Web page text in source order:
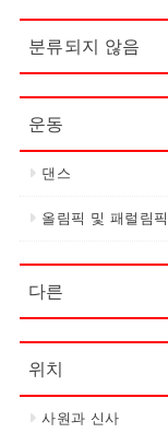
분류되지 않음
운동
댄스
올림픽 및 패럴림픽
다른
위치
사원과 신사